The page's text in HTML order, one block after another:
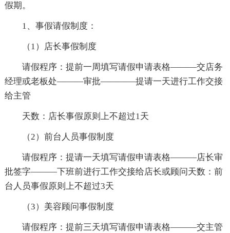
假期。
1、事假请假制度：
（1）店长事假制度
请假程序：提前一周填写请假申请表格———交店务
经理或老板处———审批————提请一天进行工作交接
给主管
天数：店长事假原则上不超过1天
（2）前台人员事假制度
请假程序：提请一天填写请假申请表格———店长审
批签字———下班前进行工作交接给店长或顾问天数：前
台人员事假原则上不超过3天
（3）美容顾问事假制度
请假程序：提前三天填写请假申请表格———交主管